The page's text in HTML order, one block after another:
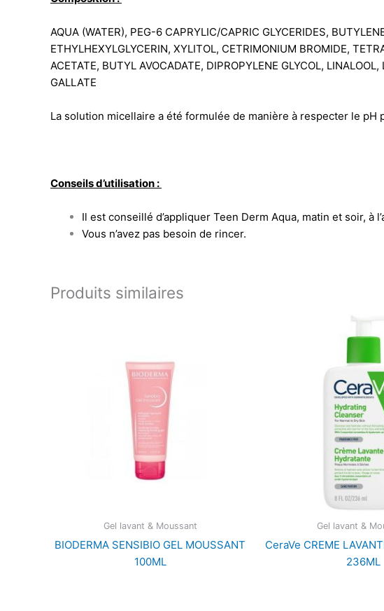
AQUA (WATER), PEG-6 CAPRYLIC/CAPRIC GLYCERIDES,
ETHYLHEXYLGLYCERIN, XYLITOL, CETRIMONIUM BROMIDE,
ACETATE, BUTYL AVOCADATE, DIPROPYLENE GLYCOL,
GALLATE
La solution micellaire a été formulée de manière à respecter le
Conseils d’utilisation :
Il est conseillé d’appliquer Teen Derm Aqua, matin et soir,
Vous n’avez pas besoin de rincer.
Produits similaires
Gel lavant & Moussant
BIODERMA SENSIBIO GEL MOUSSANT
100ML
Gel lavant &
CeraVe CREME
236ML